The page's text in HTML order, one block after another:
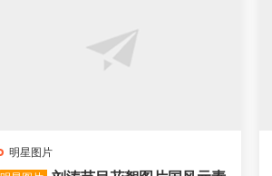
明星图片